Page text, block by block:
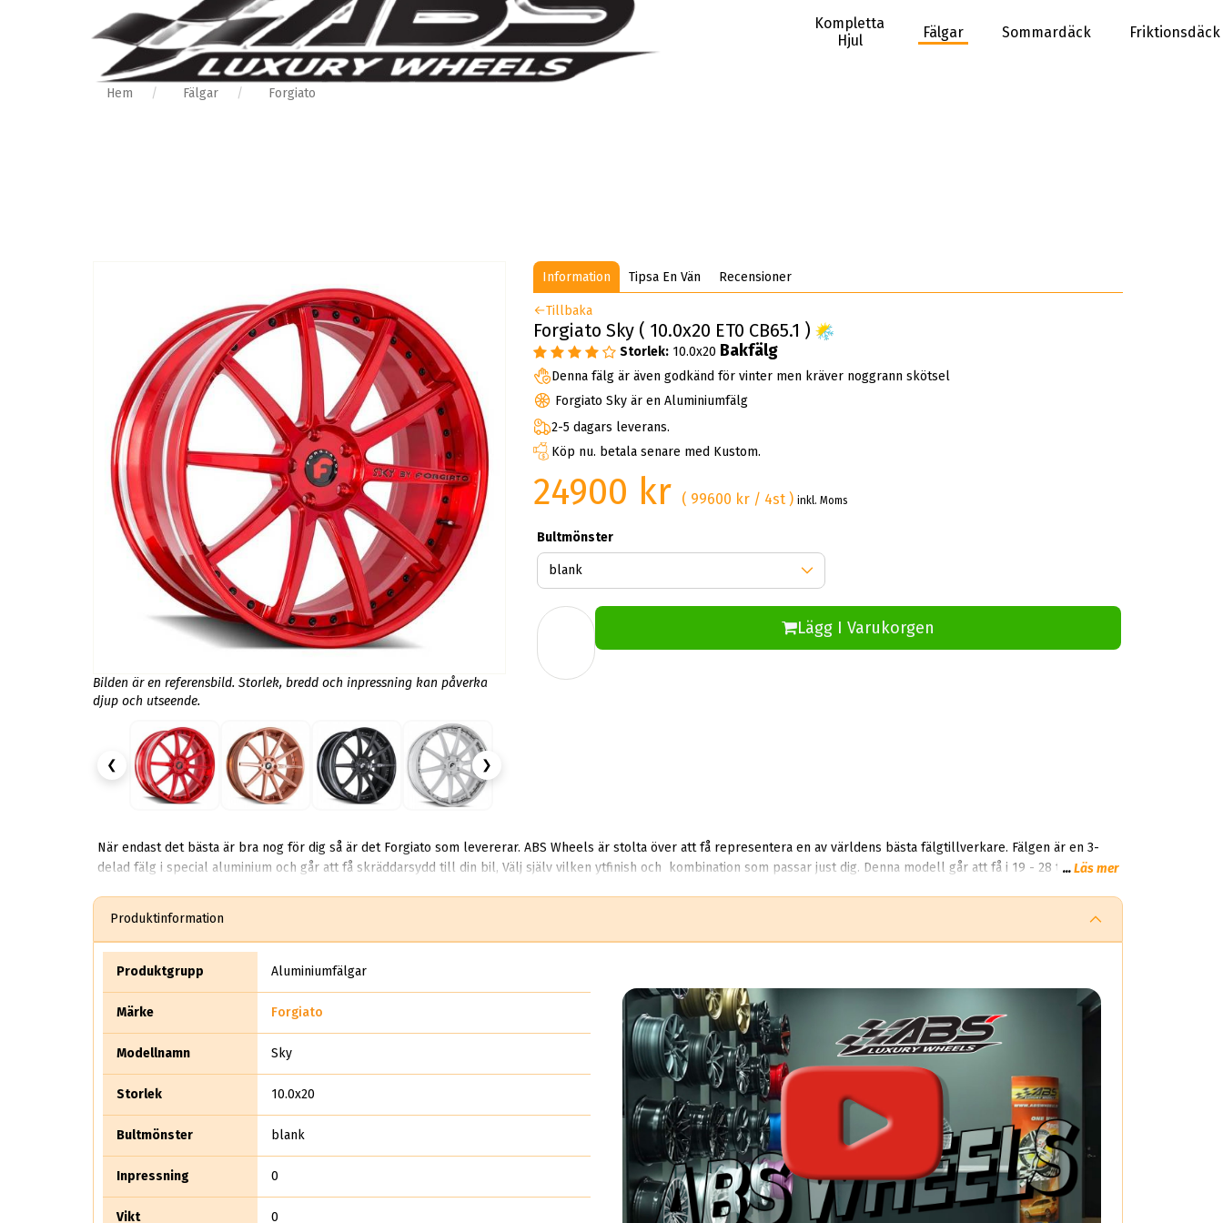
Kompletta
Hjul
Fälgar Sommardäck Friktionsdäck
Hem Fälgar Forgiato
Bilden är en referensbild. Storlek, bredd och inpressning kan påverka
djup och utseende.
❮ ❯
Information Tipsa En Vän Recensioner
Tillbaka
Forgiato Sky ( 10.0x20 ET0 CB65.1 )
Storlek: 10.0x20 Bakfälg
Denna fälg är även godkänd för vinter men kräver noggrann skötsel
Forgiato Sky är en Aluminiumfälg
2-5 dagars leverans.
Köp nu. betala senare med Kustom.
24900 kr ( 99600 kr / 4st )inkl. Moms
Bultmönster
Lägg I Varukorgen
När endast det bästa är bra nog för dig så är det Forgiato som levererar. ABS Wheels är stolta över att få representera en av världens bästa fälgtillverkare. Fälgen är en 3-
delad fälg i special aluminium och går att få skräddarsydd till din bil, Välj själv vilken ytfinish och kombination som passar just dig. Denna modell går att få i 19 - 28 tum, och
eftermarknadsfälgar. Forgiato har gjort sig kända för ...
...Läs mer
Produktinformation
Produktgrupp Aluminiumfälgar
Märke Forgiato
Modellnamn Sky
Storlek 10.0x20
Bultmönster blank
Inpressning 0
Vikt 0